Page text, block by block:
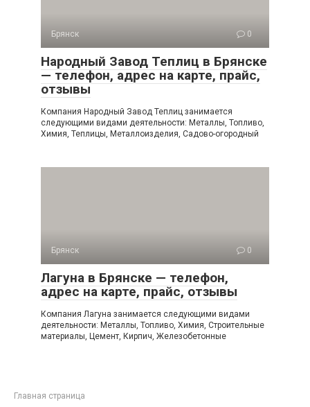
Брянск 0
Народный Завод Теплиц в Брянске
— телефон, адрес на карте, прайс,
отзывы
Компания Народный Завод Теплиц занимается
следующими видами деятельности: Металлы, Топливо,
Химия, Теплицы, Металлоизделия, Садово-огородный
Брянск 0
Лагуна в Брянске — телефон,
адрес на карте, прайс, отзывы
Компания Лагуна занимается следующими видами
деятельности: Металлы, Топливо, Химия, Строительные
материалы, Цемент, Кирпич, Железобетонные
Главная страница